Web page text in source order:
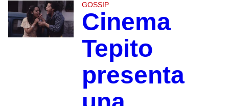
GOSSIP
Cinema
Tepito
presenta